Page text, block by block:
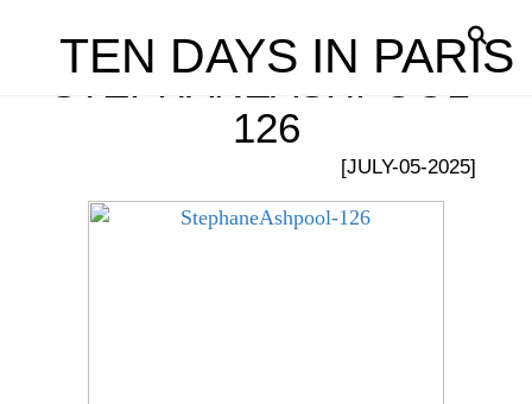
TEN DAYS IN PARIS
STEPHANEASHPOOL-
126
[JULY-05-2025]